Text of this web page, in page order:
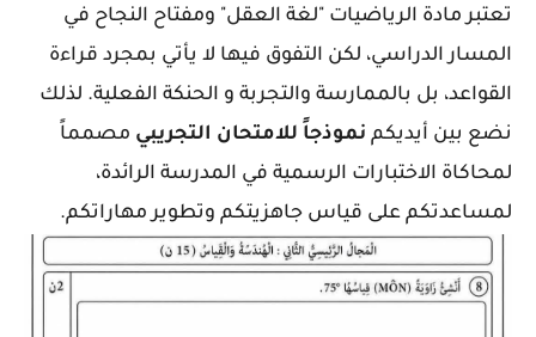
القواعد، بل بالممارسة والتجربة و الحنكة الفعلية.
نضع بين أيديكم نموذجاً للامتحان التجريبي
لمساعدتكم على قياس جاهزيتكم وتطوير مهاراتكم.